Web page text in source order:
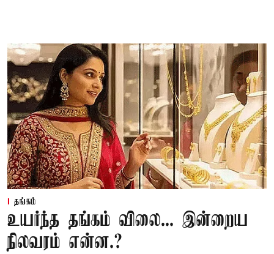
தங்கம்
உயர்ந்த தங்கம் விலை... இன்றைய
நிலவரம் என்ன.?